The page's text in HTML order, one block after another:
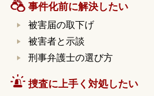
事件化前に解決したい
被害届の取下げ
被害者と示談
刑事弁護士の選び方
捜査に上手く対処したい